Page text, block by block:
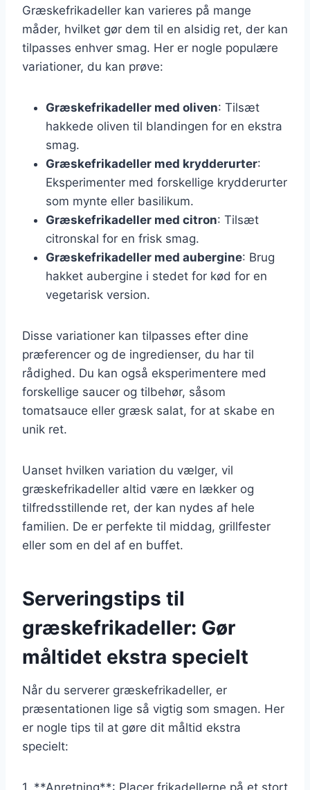
Græskefrikadeller kan varieres på mange
måder, hvilket gør dem til en alsidig ret, der kan
tilpasses enhver smag. Her er nogle populære
variationer, du kan prøve:
Græskefrikadeller med oliven: Tilsæt
hakkede oliven til blandingen for en ekstra
smag.
Græskefrikadeller med krydderurter:
Eksperimenter med forskellige krydderurter
som mynte eller basilikum.
Græskefrikadeller med citron: Tilsæt
citronskal for en frisk smag.
Græskefrikadeller med aubergine: Brug
hakket aubergine i stedet for kød for en
vegetarisk version.
Disse variationer kan tilpasses efter dine
præferencer og de ingredienser, du har til
rådighed. Du kan også eksperimentere med
forskellige saucer og tilbehør, såsom
tomatsauce eller græsk salat, for at skabe en
unik ret.
Uanset hvilken variation du vælger, vil
græskefrikadeller altid være en lækker og
tilfredsstillende ret, der kan nydes af hele
familien. De er perfekte til middag, grillfester
eller som en del af en buffet.
Serveringstips til
græskefrikadeller: Gør
måltidet ekstra specielt
Når du serverer græskefrikadeller, er
præsentationen lige så vigtig som smagen. Her
er nogle tips til at gøre dit måltid ekstra
specielt:
1. **Anretning**: Placer frikadellerne på et stort